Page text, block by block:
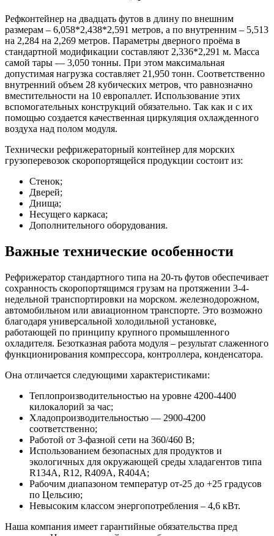
Рефконтейнер на двадцать футов в длину по внешним
размерам – 6,058*2,438*2,591 метров, а по внутренним – 5,513
на 2,284 на 2,269 метров. Параметры дверного проёма в
стандартной модификации составляют 2,336*2,291 м. Масса
самой тары — 3,050 тонны. При этом максимальная
допустимая нагрузка составляет 21,950 тонн. Соответственно
внутренний объем 28 кубических метров, что равнозначно
вместительности на 10 европаллет. Использование этих
вспомогательных конструкций обязательно. Так как и с их
помощью создается качественная циркуляция охлажденного
воздуха над полом модуля.
Технически рефрижераторный контейнер для морских
грузоперевозок скоропортящейся продукции состоит из:
Стенок;
Дверей;
Днища;
Несущего каркаса;
Дополнительного оборудования.
Важные технические особенности
Рефрижератор стандартного типа на 20-ть футов обеспечивает
сохранность скоропортящимся грузам на протяжении 3-4-
недельной транспортировки на морском. железнодорожном,
автомобильном или авиационном транспорте. Это возможно
благодаря универсальной холодильной установке,
работающей по принципу крупного промышленного
охладителя. Безотказная работа модуля – результат слаженного
функционирования компрессора, контроллера, конденсатора.
Она отличается следующими характеристиками:
Теплопроизводительностью на уровне 4200-4400
килокалорий за час;
Хладопроизводительностью — 2900-4200
соответственно;
Работой от 3-фазной сети на 360/460 B;
Использованием безопасных для продуктов и
экологичных для окружающей среды хладагентов типа
R134A, R12, R409A, R404A;
Рабочим диапазоном температур от-25 до +25 градусов
по Цельсию;
Невысоким классом энергопотребления – 4,6 кВт.
Наша компания имеет гарантийные обязательства пред